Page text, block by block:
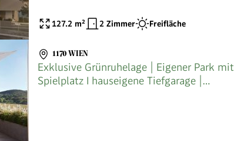
127.2 m² 2 Zimmer Freifläche
1170 WIEN
Exklusive Grünruhelage | Eigener Park mit
Spielplatz I hauseigene Tiefgarage |